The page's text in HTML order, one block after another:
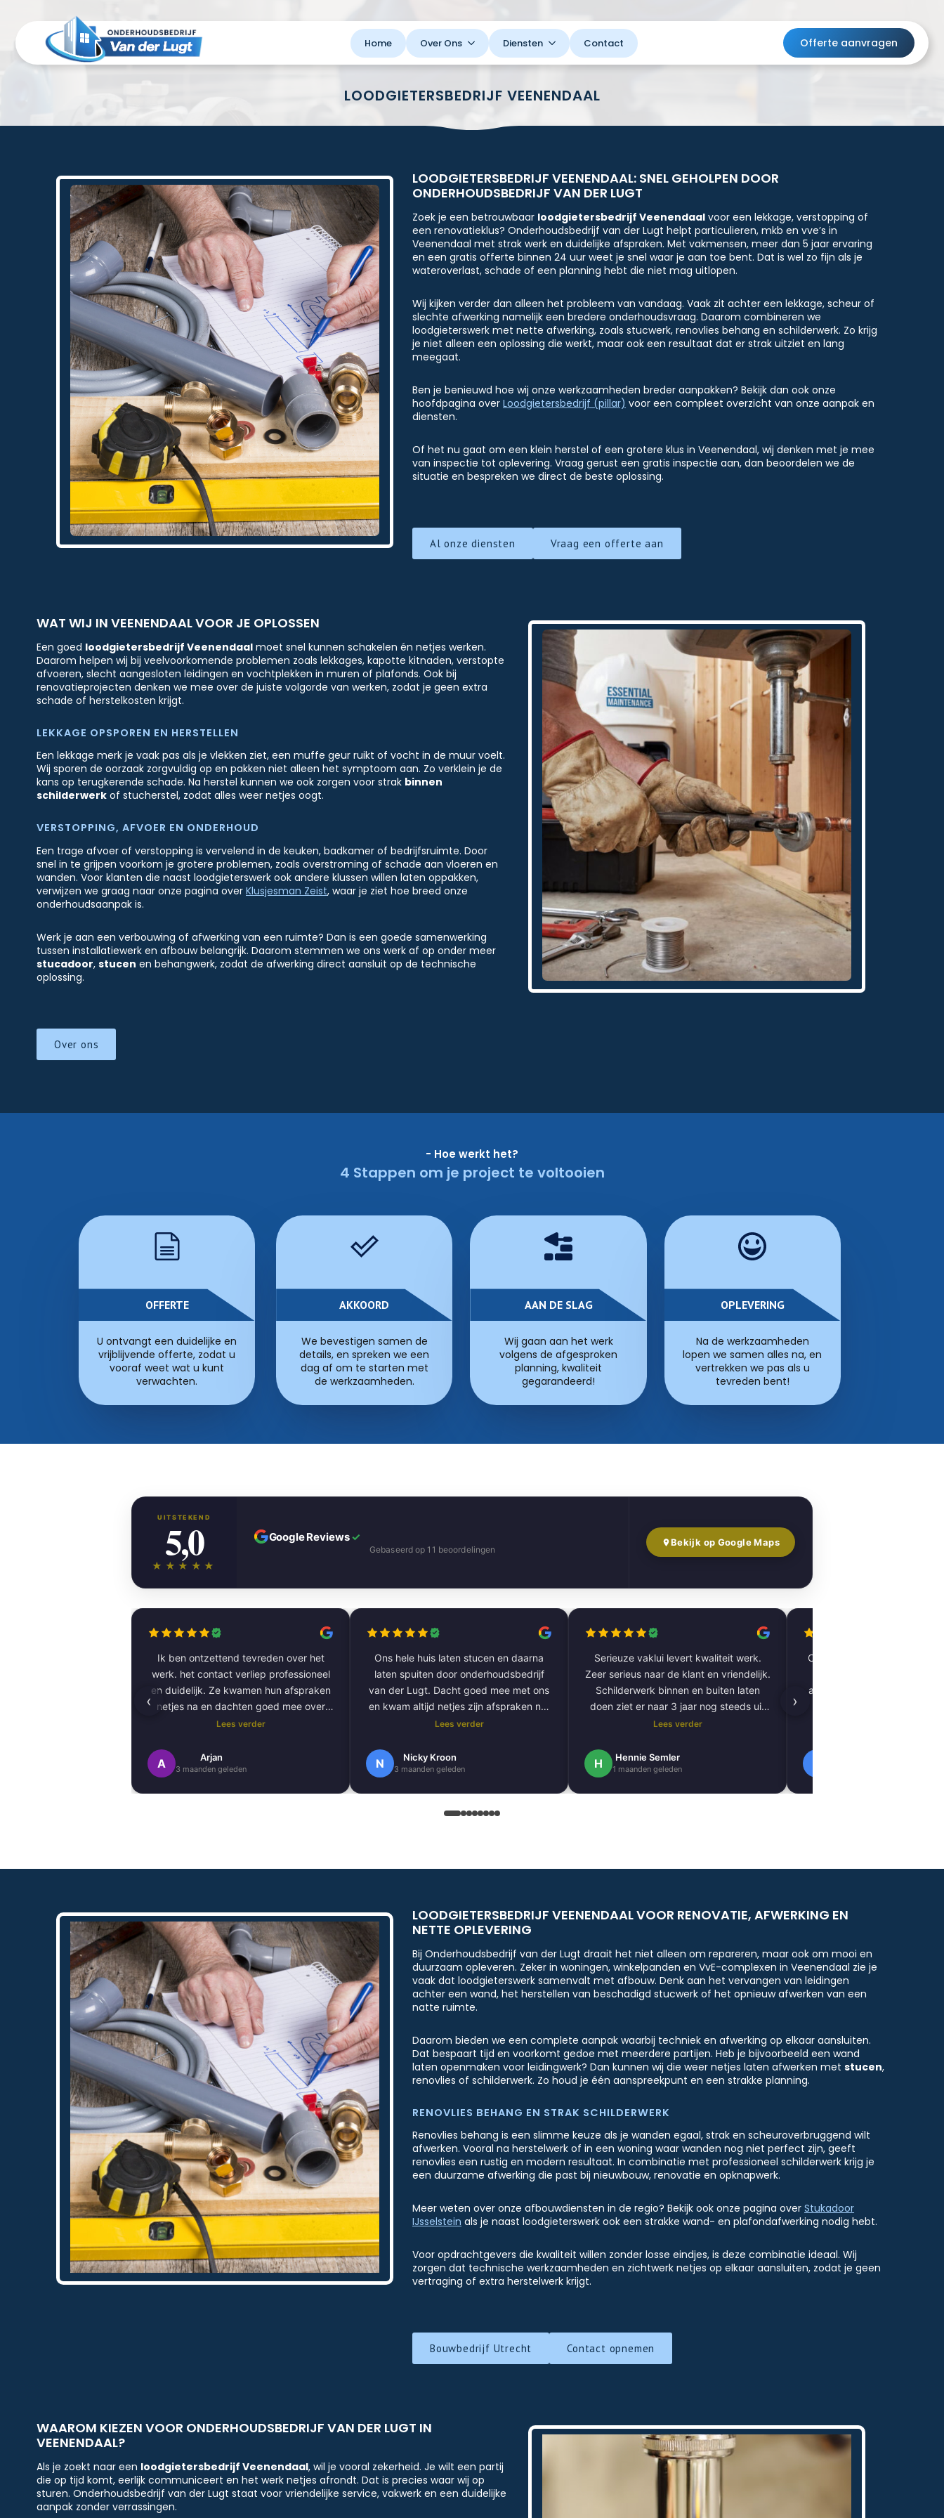
Home Over Ons Diensten Contact Offerte aanvragen
LOODGIETERSBEDRIJF VEENENDAAL
LOODGIETERSBEDRIJF VEENENDAAL: SNEL GEHOLPEN DOOR
ONDERHOUDSBEDRIJF VAN DER LUGT
Zoek je een betrouwbaar loodgietersbedrijf Veenendaal voor een lekkage, verstopping of
een renovatieklus? Onderhoudsbedrijf van der Lugt helpt particulieren, mkb en vve’s in
Veenendaal met strak werk en duidelijke afspraken. Met vakmensen, meer dan 5 jaar ervaring
en een gratis offerte binnen 24 uur weet je snel waar je aan toe bent. Dat is wel zo fijn als je
wateroverlast, schade of een planning hebt die niet mag uitlopen.
Wij kijken verder dan alleen het probleem van vandaag. Vaak zit achter een lekkage, scheur of
slechte afwerking namelijk een bredere onderhoudsvraag. Daarom combineren we
loodgieterswerk met nette afwerking, zoals stucwerk, renovlies behang en schilderwerk. Zo krijg
je niet alleen een oplossing die werkt, maar ook een resultaat dat er strak uitziet en lang
meegaat.
Ben je benieuwd hoe wij onze werkzaamheden breder aanpakken? Bekijk dan ook onze
hoofdpagina overLoodgietersbedrijf (pillar) voor een compleet overzicht van onze aanpak en
diensten.
Of het nu gaat om een klein herstel of een grotere klus in Veenendaal, wij denken met je mee
van inspectie tot oplevering. Vraag gerust een gratis inspectie aan, dan beoordelen we de
situatie en bespreken we direct de beste oplossing.
Al onze diensten Vraag een offerte aan
WAT WIJ IN VEENENDAAL VOOR JE OPLOSSEN
Een goed loodgietersbedrijf Veenendaal moet snel kunnen schakelen én netjes werken.
Daarom helpen wij bij veelvoorkomende problemen zoals lekkages, kapotte kitnaden, verstopte
afvoeren, slecht aangesloten leidingen en vochtplekken in muren of plafonds. Ook bij
renovatieprojecten denken we mee over de juiste volgorde van werken, zodat je geen extra
schade of herstelkosten krijgt.
LEKKAGE OPSPOREN EN HERSTELLEN
Een lekkage merk je vaak pas als je vlekken ziet, een muffe geur ruikt of vocht in de muur voelt.
Wij sporen de oorzaak zorgvuldig op en pakken niet alleen het symptoom aan. Zo verklein je de
kans op terugkerende schade. Na herstel kunnen we ook zorgen voor strak binnen
schilderwerk of stucherstel, zodat alles weer netjes oogt.
VERSTOPPING, AFVOER EN ONDERHOUD
Een trage afvoer of verstopping is vervelend in de keuken, badkamer of bedrijfsruimte. Door
snel in te grijpen voorkom je grotere problemen, zoals overstroming of schade aan vloeren en
wanden. Voor klanten die naast loodgieterswerk ook andere klussen willen laten oppakken,
verwijzen we graag naar onze pagina over Klusjesman Zeist, waar je ziet hoe breed onze
onderhoudsaanpak is.
Werk je aan een verbouwing of afwerking van een ruimte? Dan is een goede samenwerking
tussen installatiewerk en afbouw belangrijk. Daarom stemmen we ons werk af op onder meer
stucadoor, stucen en behangwerk, zodat de afwerking direct aansluit op de technische
oplossing.
Over ons
- Hoe werkt het?
4 Stappen om je project te voltooien
OFFERTE
U ontvangt een duidelijke en
vrijblijvende offerte, zodat u
vooraf weet wat u kunt
verwachten.
AKKOORD
We bevestigen samen de
details, en spreken we een
dag af om te starten met
de werkzaamheden.
AAN DE SLAG
Wij gaan aan het werk
volgens de afgesproken
planning, kwaliteit
gegarandeerd!
OPLEVERING
Na de werkzaamheden
lopen we samen alles na, en
vertrekken we pas als u
tevreden bent!
UITSTEKEND
5,0
★★★★★
Google Reviews✓
Gebaseerd op 11 beoordelingen
Bekijk op Google Maps
Ik ben ontzettend tevreden over het
werk. het contact verliep professioneel
en duidelijk. Ze kwamen hun afspraken
netjes na en dachten goed mee over
kleurkeuze en afwerking.
Het schilderwerk zelf is van hoge
kwaliteit uitgevoerd. Alles is strak
aanbevelen!
Lees verder
A Arjan
3 maanden geleden
Ons hele huis laten stucen en daarna
laten spuiten door onderhoudsbedrijf
van der Lugt. Dacht goed mee met ons
en kwam altijd netjes zijn afspraken na.
De volgende klus hebben we al gepland
Nogmaals bedankt.
Lees verder
N Nicky Kroon
3 maanden geleden
Serieuze vaklui levert kwaliteit werk.
Zeer serieus naar de klant en vriendelijk.
Schilderwerk binnen en buiten laten
doen ziet er naar 3 jaar nog steeds uit
als nieuw.
Lees verder
H Hennie Semler
1 maanden geleden
Complete woning laten
afgewerkt, inclusief tegels,
‹ ›
LOODGIETERSBEDRIJF VEENENDAAL VOOR RENOVATIE, AFWERKING EN
NETTE OPLEVERING
Bij Onderhoudsbedrijf van der Lugt draait het niet alleen om repareren, maar ook om mooi en
duurzaam opleveren. Zeker in woningen, winkelpanden en VvE-complexen in Veenendaal zie je
vaak dat loodgieterswerk samenvalt met afbouw. Denk aan het vervangen van leidingen
achter een wand, het herstellen van beschadigd stucwerk of het opnieuw afwerken van een
natte ruimte.
Daarom bieden we een complete aanpak waarbij techniek en afwerking op elkaar aansluiten.
Dat bespaart tijd en voorkomt gedoe met meerdere partijen. Heb je bijvoorbeeld een wand
laten openmaken voor leidingwerk? Dan kunnen wij die weer netjes laten afwerken metstucen,
renovlies of schilderwerk. Zo houd je één aanspreekpunt en een strakke planning.
RENOVLIES BEHANG EN STRAK SCHILDERWERK
Renovlies behang is een slimme keuze als je wanden egaal, strak en scheuroverbruggend wilt
afwerken. Vooral na herstelwerk of in een woning waar wanden nog niet perfect zijn, geeft
renovlies een rustig en modern resultaat. In combinatie met professioneel schilderwerk krijg je
een duurzame afwerking die past bij nieuwbouw, renovatie en opknapwerk.
Meer weten over onze afbouwdiensten in de regio? Bekijk ook onze pagina overStukadoor
IJsselstein als je naast loodgieterswerk ook een strakke wand- en plafondafwerking nodig hebt.
Voor opdrachtgevers die kwaliteit willen zonder losse eindjes, is deze combinatie ideaal. Wij
zorgen dat technische werkzaamheden en zichtwerk netjes op elkaar aansluiten, zodat je geen
vertraging of extra herstelwerk krijgt.
Bouwbedrijf Utrecht Contact opnemen
WAAROM KIEZEN VOOR ONDERHOUDSBEDRIJF VAN DER LUGT IN
VEENENDAAL?
Als je zoekt naar een loodgietersbedrijf Veenendaal, wil je vooral zekerheid. Je wilt een partij
die op tijd komt, eerlijk communiceert en het werk netjes afrondt. Dat is precies waar wij op
sturen. Onderhoudsbedrijf van der Lugt staat voor vriendelijke service, vakwerk en een duidelijke
aanpak zonder verrassingen.